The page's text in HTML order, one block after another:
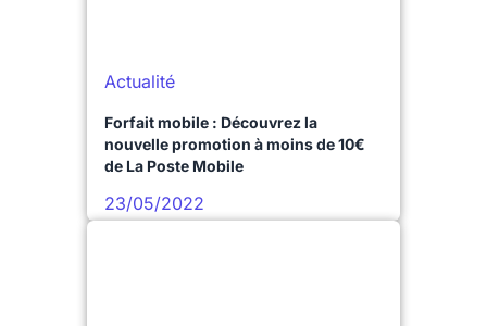
Actualité
Forfait mobile : Découvrez la
nouvelle promotion à moins de 10€
de La Poste Mobile
23/05/2022